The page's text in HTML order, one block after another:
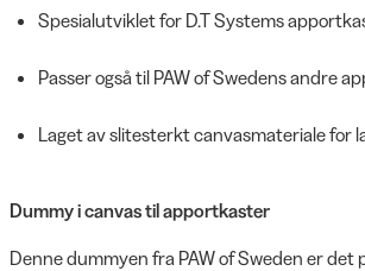
Spesialutviklet for D.T Systems
Passer også til PAW of Swedens andre
Laget av slitesterkt canvasmateriale for
Dummy i canvas til apportkaster
Denne dummyen fra PAW of Sweden er